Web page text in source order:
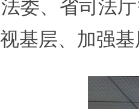
委、省司法
基层、加强